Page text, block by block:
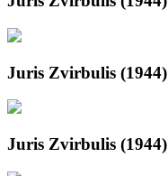
Juris Zvirbulis (1944)
Juris Zvirbulis (1944)